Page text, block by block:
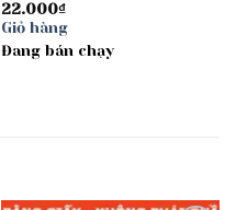
22.000₫
Giỏ hàng
Đang bán chạy